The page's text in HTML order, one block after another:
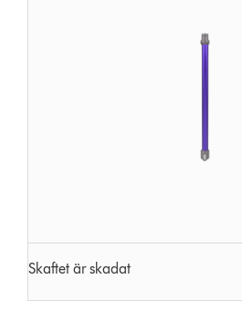
Skaftet är skadat